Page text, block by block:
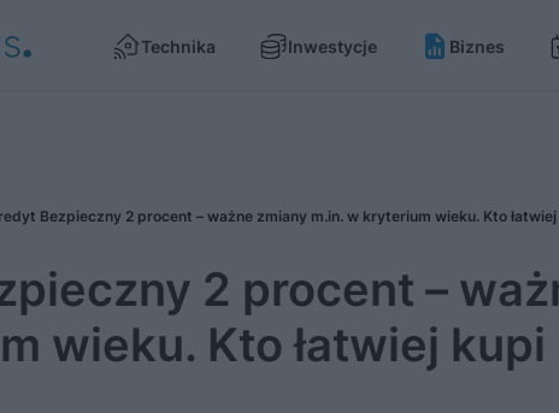
Technika Inwestycje Biznes
Bezpieczny 2 procent – ważne zmiany m.in. w kryterium wieku. Kto
2 procent –
wieku. Kto łatwiej